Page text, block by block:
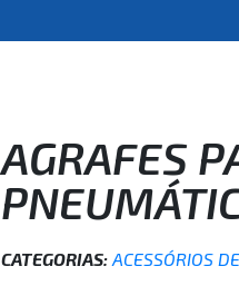
AGRAFES
CATEGORIAS: ACESSÓRIOS